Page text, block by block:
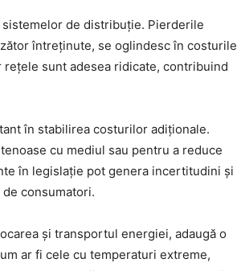
de distribuție. Pierderile
întreținute, se oglindesc în costurile
sunt adesea ridicate, contribuind
în stabilirea costurilor adiționale.
cu mediul sau pentru a reduce
în legislație pot genera incertitudini și
consumatori.
și transportul energiei, adaugă o
ar fi cele cu temperaturi extreme,